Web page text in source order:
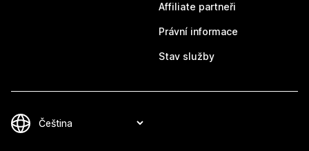
Affiliate partneři
Právní informace
Stav služby